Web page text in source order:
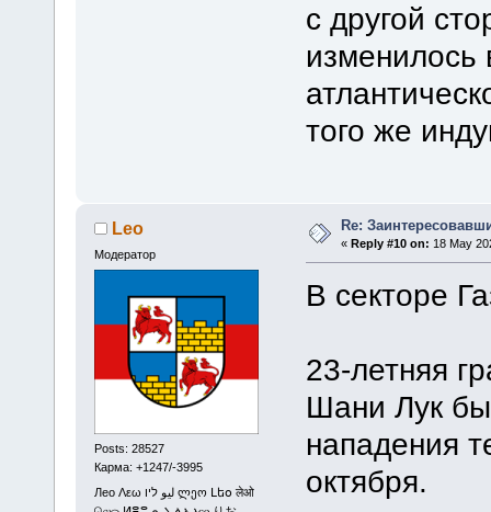
с другой
изменилось
того же
Leo
Модератор
Posts: 28527
Карма: +1247/-3995
Лео Λεω ليو ליו ლეო Լեօ लेओ
Re:
«Reply #10 on: 18 May
В секторе
23-летняя
Шани Лук
нападения
октября.